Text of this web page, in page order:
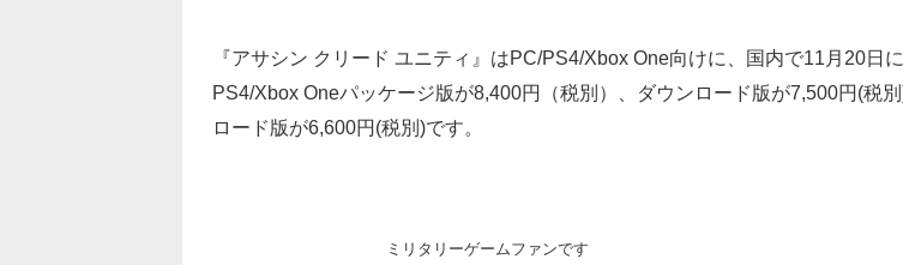
『アサシン クリード ユニティ』はPC/PS4/Xbox One向けに、国内で11月20日に
PS4/Xbox Oneパッケージ版が8,400円（税別）、ダウンロード版が7,500円(税
ロード版が6,600円(税別)です。
ミリタリーゲームファンです